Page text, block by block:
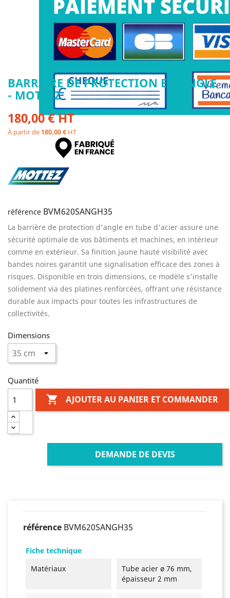
BARRIÈRE DE PROTECTION EN ANGLE
- MOTTEZ
180,00 € HT
À partir de180,00 €HT
référence BVM620SANGH35
La barrière de protection d'angle en tube d'acier assure une
sécurité optimale de vos bâtiments et machines, en intérieur
comme en extérieur. Sa finition jaune haute visibilité avec
bandes noires garantit une signalisation efficace des zones à
risques. Disponible en trois dimensions, ce modèle s'installe
solidement via des platines renforcées, offrant une résistance
durable aux impacts pour toutes les infrastructures de
collectivités.
Dimensions
Quantité
 AJOUTER AU PANIER ET COMMANDER
DEMANDE DE DEVIS
référence BVM620SANGH35
Fiche technique
Matériaux
Tube acier ø 76 mm,
épaisseur 2 mm